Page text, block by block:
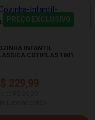
PREÇO EXCLUSIVO
INFANTIL
COTIPLAS 1601
229,99